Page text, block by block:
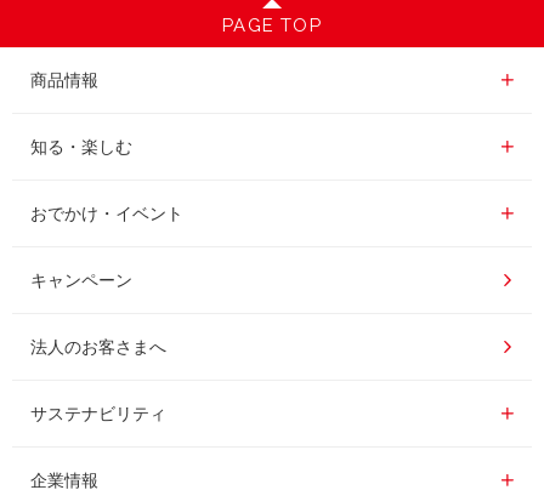
PAGE TOP
商品情報
商品情報一覧
レギュラーコーヒー
インスタントコーヒー
ドリップポッド
知る・楽しむ
知る・楽しむ一覧
おいしいコーヒーの淹れ方
コーヒー百科
レシピ
おでかけ・イベント
おでかけ・イベント情報一覧
UCCコーヒー博物館
UCCコーヒーアカデミー
工場見学
東京ディズニーリゾート®︎
キャンペーン
法人のお客さまへ
サステナビリティ
サステナビリティ
企業情報
企業情報一覧